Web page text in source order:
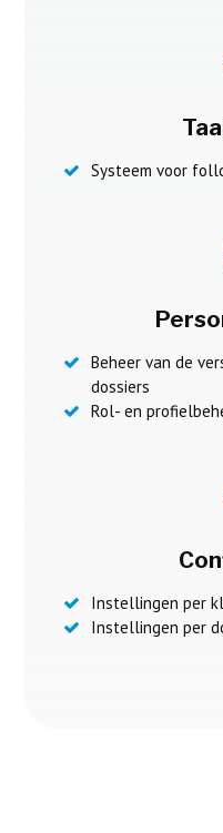
Systeem voor
Beheer van de
dossiers
Rol- en
Instellingen per
Instellingen per